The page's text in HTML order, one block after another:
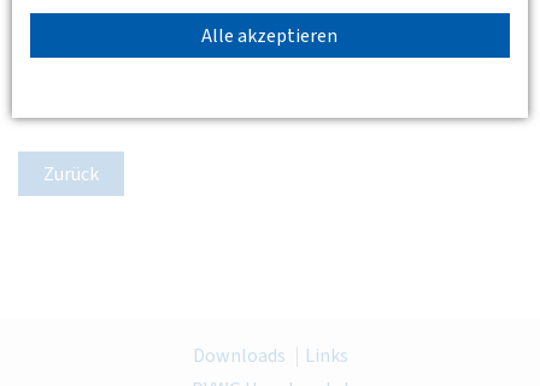
Alle akzeptieren
Zurück
Downloads
Links